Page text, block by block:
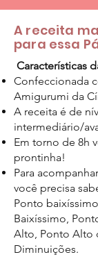
A receita
para essa
Características
Confeccionada
Amigurumi da
A receita é de
intermediário/
Em torno de 8h
prontinha!
Para
você precisa
Ponto
Baixíssimo,
Alto, Ponto Alto
Diminuições.